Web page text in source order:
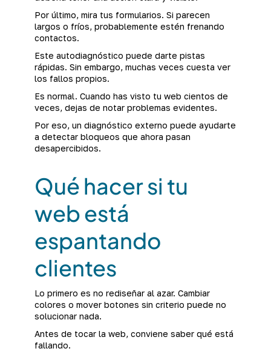
Por último, mira tus formularios. Si parecen
largos o fríos, probablemente estén frenando
contactos.
Este autodiagnóstico puede darte pistas
rápidas. Sin embargo, muchas veces cuesta ver
los fallos propios.
Es normal. Cuando has visto tu web cientos de
veces, dejas de notar problemas evidentes.
Por eso, un diagnóstico externo puede ayudarte
a detectar bloqueos que ahora pasan
desapercibidos.
Qué hacer si tu
web está
espantando
clientes
Lo primero es no rediseñar al azar. Cambiar
colores o mover botones sin criterio puede no
solucionar nada.
Antes de tocar la web, conviene saber qué está
fallando.